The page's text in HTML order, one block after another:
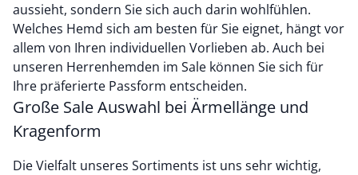
aussieht, sondern Sie sich auch darin wohlfühlen.
Welches Hemd sich am besten für Sie eignet, hängt vor
allem von Ihren individuellen Vorlieben ab. Auch bei
unseren Herrenhemden im Sale können Sie sich für
Ihre präferierte Passform entscheiden.
Große Sale Auswahl bei Ärmellänge und
Kragenform
Die Vielfalt unseres Sortiments ist uns sehr wichtig,